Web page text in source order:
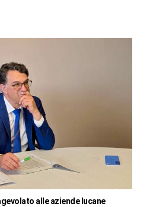
alle aziende lucane